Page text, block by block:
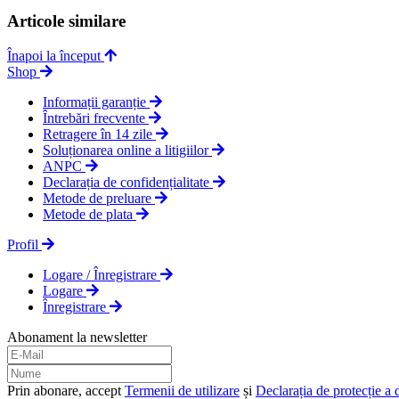
Articole similare
Înapoi la început
Shop
Informații garanție
Întrebări frecvente
Retragere în 14 zile
Soluționarea online a litigiilor
ANPC
Declarația de confidențialitate
Metode de preluare
Metode de plata
Profil
Logare / Înregistrare
Logare
Înregistrare
Abonament la newsletter
Prin abonare, accept Termenii de utilizare și Declarația de protecție a